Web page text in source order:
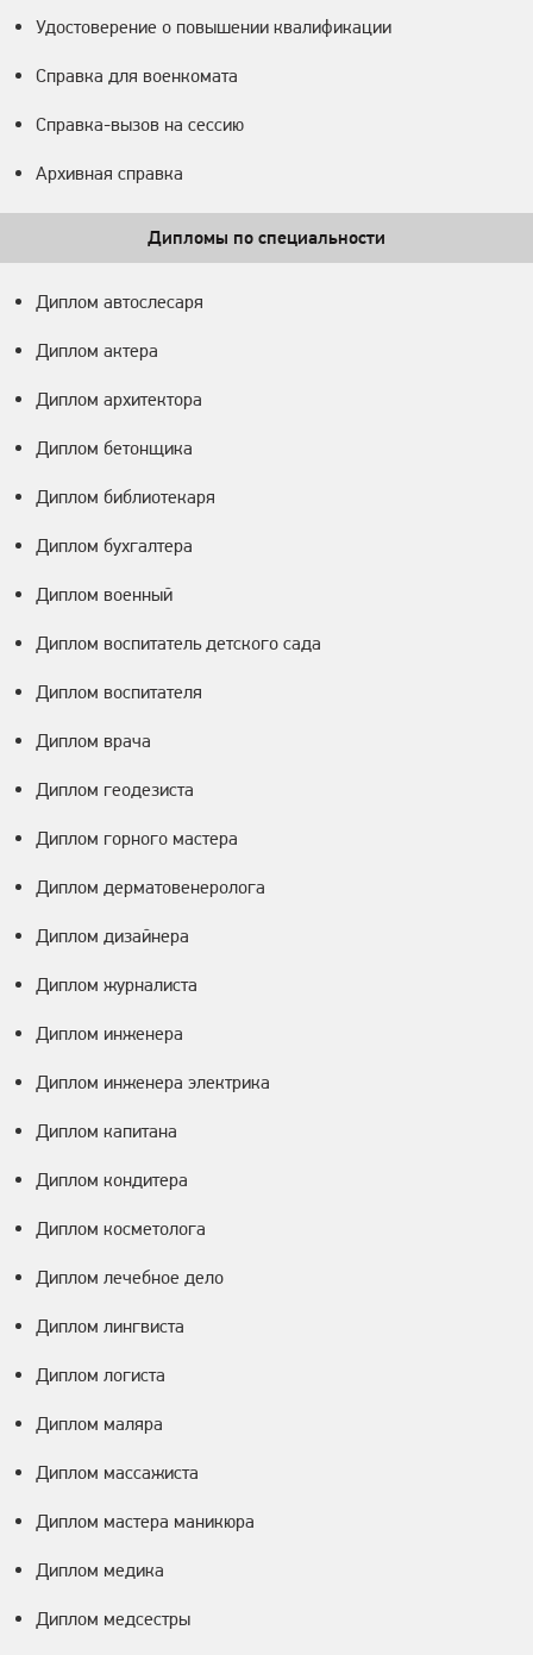
Удостоверение о повышении квалификации
Справка для военкомата
Справка-вызов на сессию
Архивная справка
Дипломы по специальности
Диплом автослесаря
Диплом актера
Диплом архитектора
Диплом бетонщика
Диплом библиотекаря
Диплом бухгалтера
Диплом военный
Диплом воспитатель детского сада
Диплом воспитателя
Диплом врача
Диплом геодезиста
Диплом горного мастера
Диплом дерматовенеролога
Диплом дизайнера
Диплом журналиста
Диплом инженера
Диплом инженера электрика
Диплом капитана
Диплом кондитера
Диплом косметолога
Диплом лечебное дело
Диплом лингвиста
Диплом логиста
Диплом маляра
Диплом массажиста
Диплом мастера маникюра
Диплом медика
Диплом медсестры